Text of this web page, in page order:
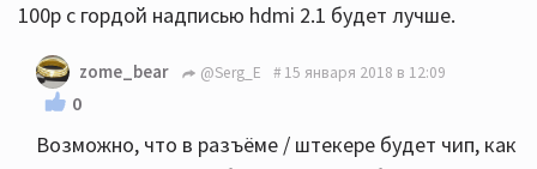
100р с гордой надписью hdmi 2.1 будет лучше.
zome_bear @Serg_E 15 января 2018 в 12:09
0
Возможно, что в разъёме / штекере будет чип, как